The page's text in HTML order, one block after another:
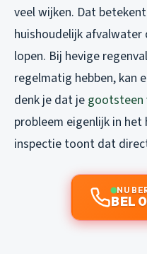
veel wijken. Dat
huishoudelijk
lopen. Bij hevige
regelmatig hebben, kan
denk je dat je
probleem eigenlijk in
inspectie toont dat
NU
BEL